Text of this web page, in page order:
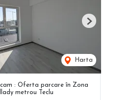
Harta
Next
: Oferta parcare în Zona
metrou Teclu